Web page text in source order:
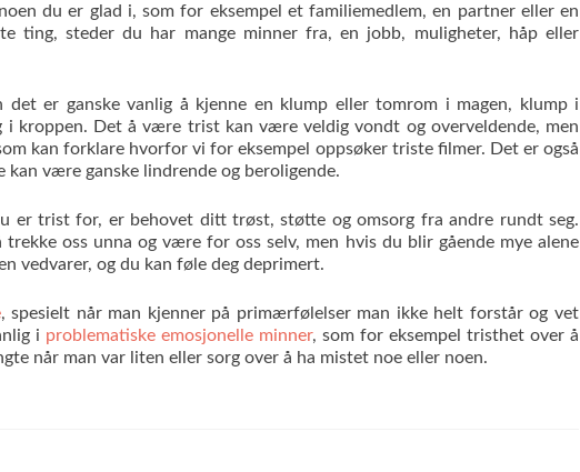
du er glad i, som for eksempel et familiemedlem, en partner eller en
ting, steder du har mange minner fra, en jobb, muligheter, håp eller
det er ganske vanlig å kjenne en klump eller tomrom i magen, klump i
i kroppen. Det å være trist kan være veldig vondt og overveldende, men
kan forklare hvorfor vi for eksempel oppsøker triste filmer. Det er også
være ganske lindrende og beroligende.
er trist for, er behovet ditt trøst, støtte og omsorg fra andre rundt seg.
oss unna og være for oss selv, men hvis du blir gående mye alene
vedvarer, og du kan føle deg deprimert.
, spesielt når man kjenner på primærfølelser man ikke helt forstår og vet
i problematiske emosjonelle minner, som for eksempel tristhet over å
når man var liten eller sorg over å ha mistet noe eller noen.